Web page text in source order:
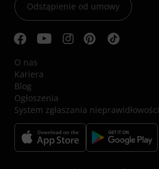
Odstąpienie od umowy
O nas
Kariera
Blog
Ogłoszenia
System zgłaszania nieprawidłowości